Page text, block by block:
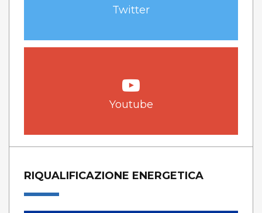
Twitter
Youtube
RIQUALIFICAZIONE ENERGETICA